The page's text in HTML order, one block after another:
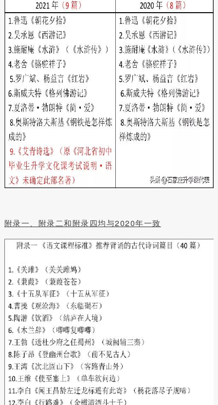
附录一、附录二和附录四均与2020年一致